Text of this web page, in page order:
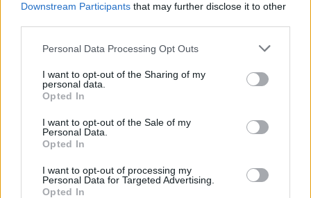
Downstream Participants that may further disclose it to other
Personal Data Processing Opt Outs
I want to opt-out of the Sharing of my
personal data.
Opted In
I want to opt-out of the Sale of my
Personal Data.
Opted In
I want to opt-out of processing my
Personal Data for Targeted Advertising.
Opted In
Il Tertenia fa un gran colpo e riporta a casa Mattia
Floris dopo 15 anni di serie D
22 Lug 2026
acquisti del Tertenia è senz'altro faraonica per la categoria e l'ultimo
colpo degli ogliastrini fa rumore perché a rinforzare la…
Il Ghilarza a caccia del riscatto: «La Prima?
Faremo un campionato all’altezza della